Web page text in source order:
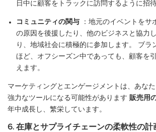
日中に顧客をトラックに訪問するように招待
コミュニティの関与
：地元のイベントをサ
の原因を後援したり、他のビジネスと協力
り、地域社会に積極的に参加します。 ブラ
ほど、オフシーズン中であっても、顧客を
えます。
マーケティングとエンゲージメントは、あな
強力なツールになる可能性があります 販売用
年中成長し、繁栄しています。
6. 在庫とサプライチェーンの柔軟性の計